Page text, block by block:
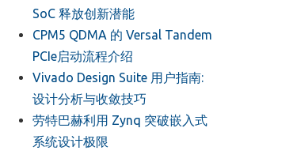
SoC 释放创新潜能
CPM5 QDMA 的 Versal Tandem
PCIe启动流程介绍
Vivado Design Suite 用户指南:
设计分析与收敛技巧
劳特巴赫利用 Zynq 突破嵌入式
系统设计极限